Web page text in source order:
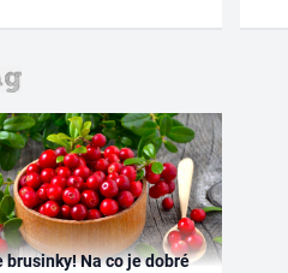
brusinky! Na co je dobré